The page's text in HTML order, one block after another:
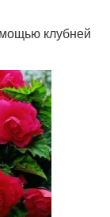
клубней